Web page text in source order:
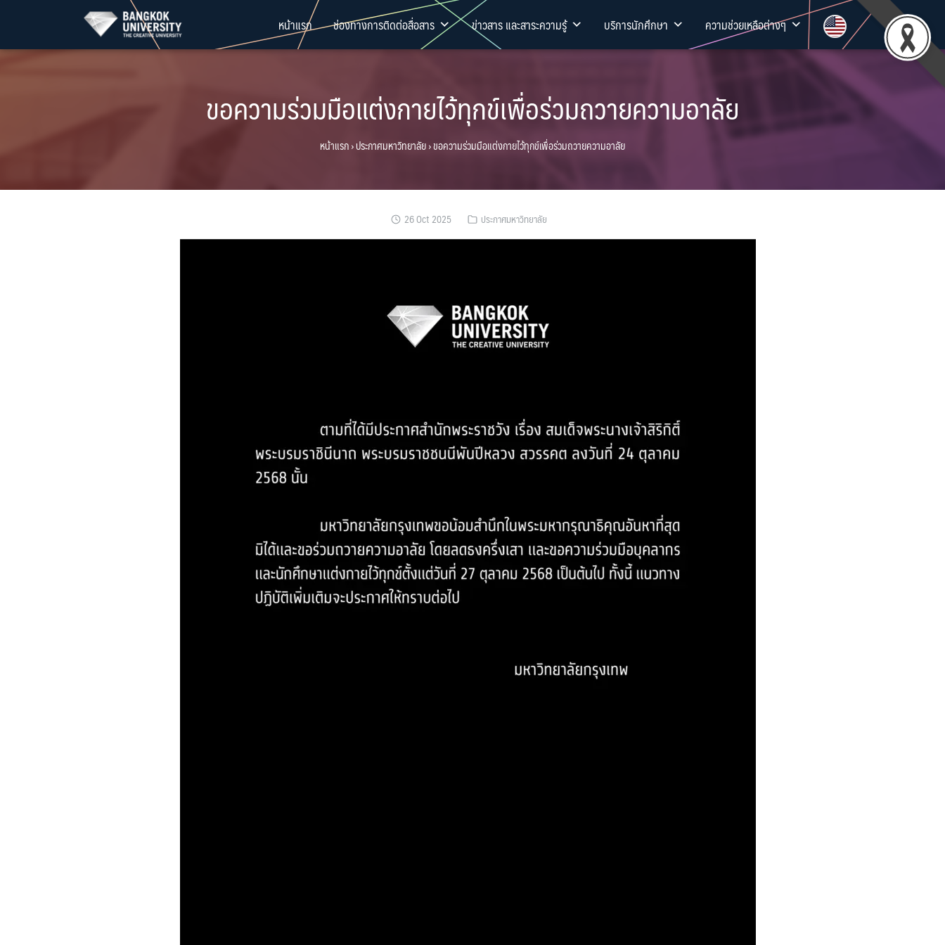
content
หน้าแรก ช่องทางการติดต่อสื่อสาร ข่าวสาร และสาระความรู้ บริการนักศึกษา ความช่วยเหลือต่างๆ
for:
Search
ขอความร่วมมือแต่งกายไว้ทุกข์เพื่อร่วมถวายความอาลัย
หน้าแรก›ประกาศมหาวิทยาลัย›ขอความร่วมมือแต่งกายไว้ทุกข์เพื่อร่วมถวายความอาลัย
26 Oct 2025 ประกาศมหาวิทยาลัย